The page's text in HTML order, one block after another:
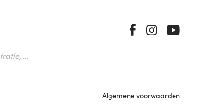
...
Algemene voorwaarden